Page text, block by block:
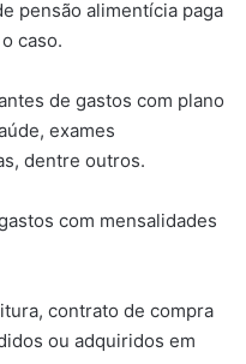
pensão alimentícia paga
caso.
de gastos com plano
exames
dentre outros.
com mensalidades
contrato de compra
ou adquiridos em